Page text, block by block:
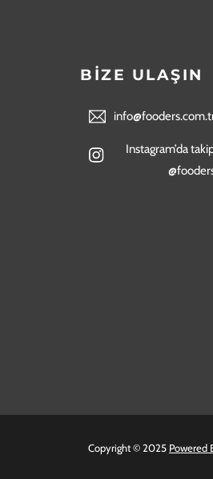
BİZE ULAŞIN
Instagram’da
Copyright © 2025 Powered